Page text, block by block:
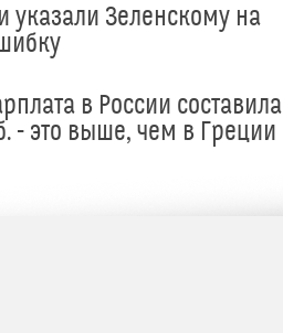
указали Зеленскому на
в России составила
- это выше, чем в Греции